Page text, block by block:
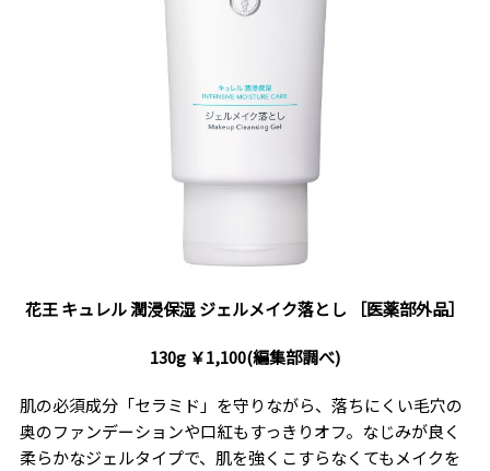
花王 キュレル 潤浸保湿 ジェルメイク落とし ［医薬部外品］
130g ￥1,100(編集部調べ)
肌の必須成分「セラミド」を守りながら、落ちにくい毛穴の
奥のファンデーションや口紅もすっきりオフ。なじみが良く
柔らかなジェルタイプで、肌を強くこすらなくてもメイクを